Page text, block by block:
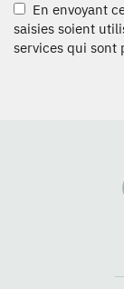
En envoyant
saisies soient
services qui sont